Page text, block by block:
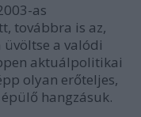
as
továbbra is az,
a valódi
aktuálpolitikai
olyan erőteljes,
hangzásuk.